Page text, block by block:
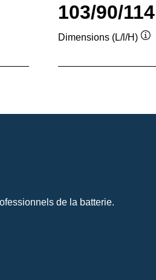
103/90/114
Dimensions (L/l/H)
de la batterie.